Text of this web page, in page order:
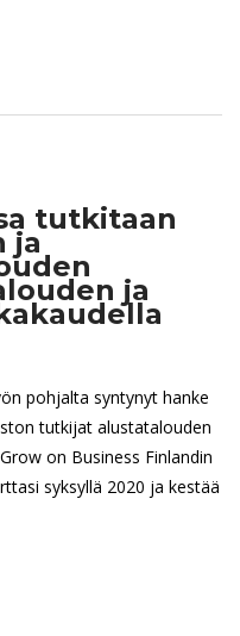
tutkitaan
ja
ja
pohjalta syntynyt hanke
tutkijat alustatalouden
on Business Finlandin
syksyllä 2020 ja kestää